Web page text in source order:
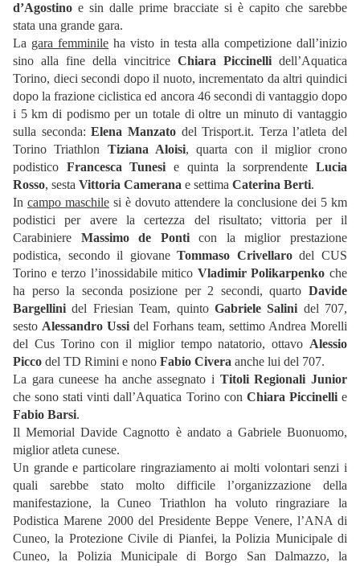
d’Agostino e sin dalle prime bracciate si è capito che sarebbe
stata una grande gara.
La gara femminile ha visto in testa alla competizione dall’inizio
sino alla fine della vincitrice Chiara Piccinelli dell’Aquatica
Torino, dieci secondi dopo il nuoto, incrementato da altri quindici
dopo la frazione ciclistica ed ancora 46 secondi di vantaggio dopo
i 5 km di podismo per un totale di oltre un minuto di vantaggio
sulla seconda:Elena Manzatodel Trisport.it. Terza l’atleta del
Torino Triathlon Tiziana Aloisi, quarta con il miglior crono
podistico Francesca Tunesi e quinta la sorprendenteLucia
Rosso, sesta Vittoria Camerana e settima Caterina Berti.
In campo maschile si è dovuto attendere la conclusione dei 5 km
podistici per avere la certezza del risultato; vittoria per il
Carabiniere Massimo de Ponticon la miglior prestazione
podistica, secondo il giovaneTommaso Crivellarodel CUS
Torino e terzo l’inossidabile mitico Vladimir Polikarpenko che
ha perso la seconda posizione per 2 secondi, quarto Davide
Bargellini del Friesian Team, quinto Gabriele Salini del 707,
sesto Alessandro Ussi del Forhans team, settimo Andrea Morelli
del Cus Torino con il miglior tempo natatorio, ottavo Alessio
Picco del TD Rimini e nono Fabio Civera anche lui del 707.
La gara cuneese ha anche assegnato i Titoli Regionali Junior
che sono stati vinti dall’Aquatica Torino con Chiara Piccinellie
Fabio Barsi.
Il Memorial Davide Cagnotto è andato a Gabriele Buonuomo,
miglior atleta cunese.
Un grande e particolare ringraziamento ai molti volontari senzi i
quali sarebbe stato molto difficile l’organizzazione della
manifestazione, la Cuneo Triathlon ha voluto ringraziare la
Podistica Marene 2000 del Presidente Beppe Venere, l’ANA di
Cuneo, la Protezione Civile di Pianfei, la Polizia Municipale di
Cuneo, la Polizia Municipale di Borgo San Dalmazzo, la